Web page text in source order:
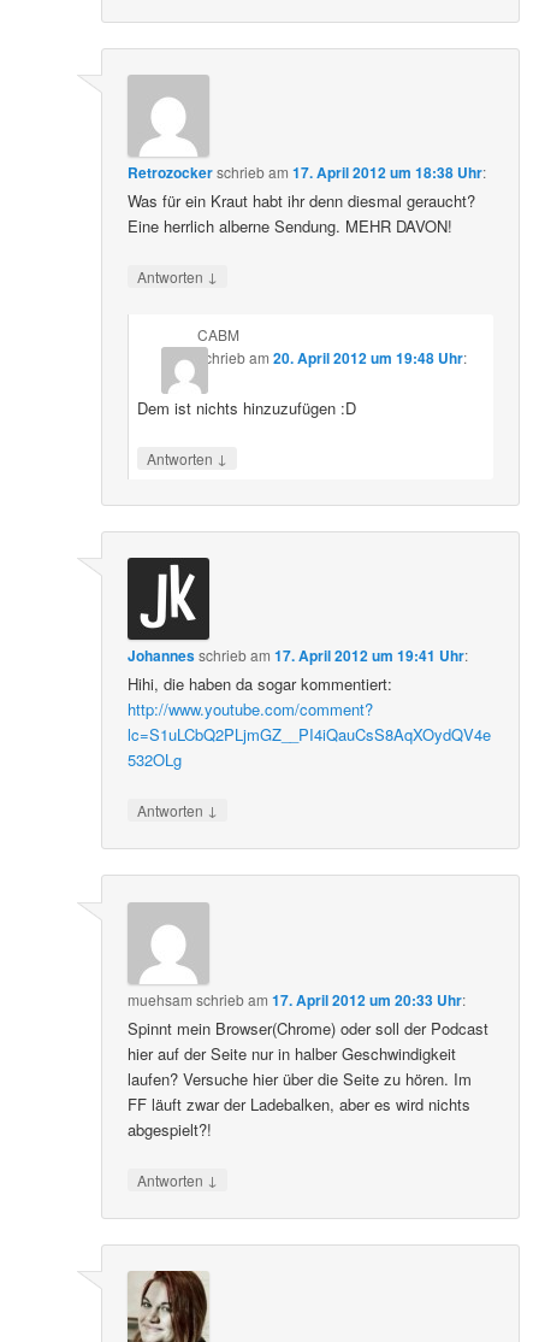
Retrozockerschriebam17. April 2012 um 18:38 Uhr:
Was für ein Kraut habt ihr denn diesmal geraucht?
Eine herrlich alberne Sendung. MEHR DAVON!
Antworten ↓
CABM
schriebam 20. April 2012 um 19:48 Uhr:
Dem ist nichts hinzuzufügen :D
Antworten ↓
Johannesschriebam17. April 2012 um 19:41 Uhr:
Hihi, die haben da sogar kommentiert:
http://www.youtube.com/comment?
lc=S1uLCbQ2PLjmGZ__PI4iQauCsS8AqXOydQV4e
532OLg
Antworten ↓
muehsam schriebam17. April 2012 um 20:33 Uhr:
Spinnt mein Browser(Chrome) oder soll der Podcast
hier auf der Seite nur in halber Geschwindigkeit
laufen? Versuche hier über die Seite zu hören. Im
FF läuft zwar der Ladebalken, aber es wird nichts
abgespielt?!
Antworten ↓